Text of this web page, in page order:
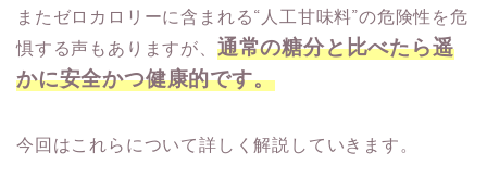
またゼロカロリーに含まれる“人工甘味料”の危険性を危
惧する声もありますが、 通常の糖分と比べたら遥
かに安全かつ健康的です。
今回はこれらについて詳しく解説していきます。